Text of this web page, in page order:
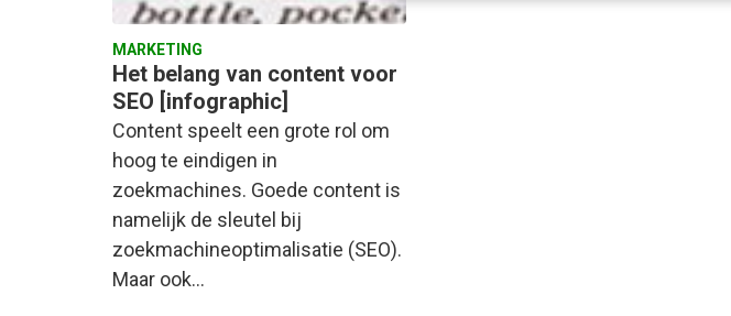
MARKETING
Het belang van content voor
SEO [infographic]
Content speelt een grote rol om
hoog te eindigen in
zoekmachines. Goede content is
namelijk de sleutel bij
zoekmachineoptimalisatie (SEO).
Maar ook…